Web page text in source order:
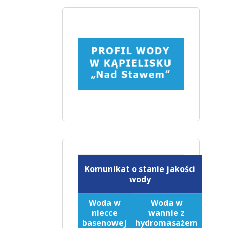
Komunikat o stanie jakości
wody
Woda w
niecce
basenowej
Woda w
wannie z
hydromasażem